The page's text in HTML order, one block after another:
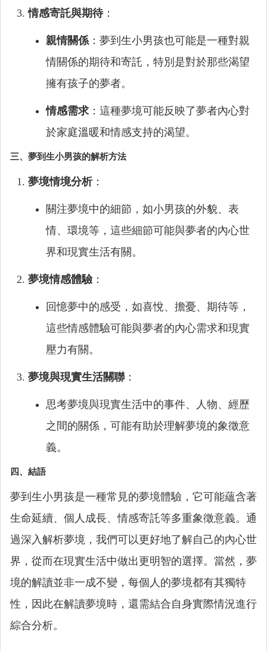
情感寄託與期待：
親情關係：夢到生小男孩也可能是一種對親
情關係的期待和寄託，特別是對於那些渴望
擁有孩子的夢者。
情感需求 ：這種夢境可能反映了夢者內心對
於家庭溫暖和情感支持的渴望。
三、夢到生小男孩的解析方法
夢境情境分析：
關注夢境中的細節，如小男孩的外貌、表
情、環境等，這些細節可能與夢者的內心世
界和現實生活有關。
夢境情感體驗：
回憶夢中的感受，如喜悅、擔憂、期待等，
這些情感體驗可能與夢者的內心需求和現實
壓力有關。
夢境與現實生活關聯：
思考夢境與現實生活中的事件、人物、經歷
之間的關係，可能有助於理解夢境的象徵意
義。
四、結語
夢到生小男孩是一種常見的夢境體驗，它可能蘊含著
生命延續、個人成長、情感寄託等多重象徵意義。通
過深入解析夢境，我們可以更好地了解自己的內心世
界，從而在現實生活中做出更明智的選擇。當然，夢
境的解讀並非一成不變，每個人的夢境都有其獨特
性，因此在解讀夢境時，還需結合自身實際情況進行
綜合分析。